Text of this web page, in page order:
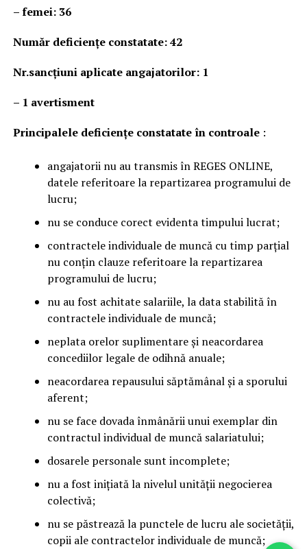
– femei: 36
Număr deficienţe constatate: 42
Nr.sancțiuni aplicate angajatorilor: 1
–1 avertisment
Principalele deficienţe constatate în controale:
angajatorii nu au transmis în REGES ONLINE,
datele referitoare la repartizarea programului de
lucru;
nu se conduce corect evidenta timpului lucrat;
contractele individuale de muncă cu timp parțial
nu conțin clauze referitoare la repartizarea
programului de lucru;
nu au fost achitate salariile, la data stabilită în
contractele individuale de muncă;
neplata orelor suplimentare și neacordarea
concediilor legale de odihnă anuale;
neacordarea repausului săptămânal și a sporului
aferent;
nu se face dovada înmânării unui exemplar din
contractul individual de muncă salariatului;
dosarele personale sunt incomplete;
nu a fost inițiată la nivelul unității negocierea
colectivă;
nu se păstrează la punctele de lucru ale societății,
copii ale contractelor individuale de muncă;